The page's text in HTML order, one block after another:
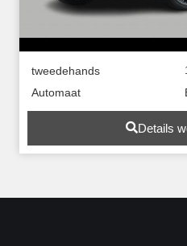
tweedehands
Automaat
Details